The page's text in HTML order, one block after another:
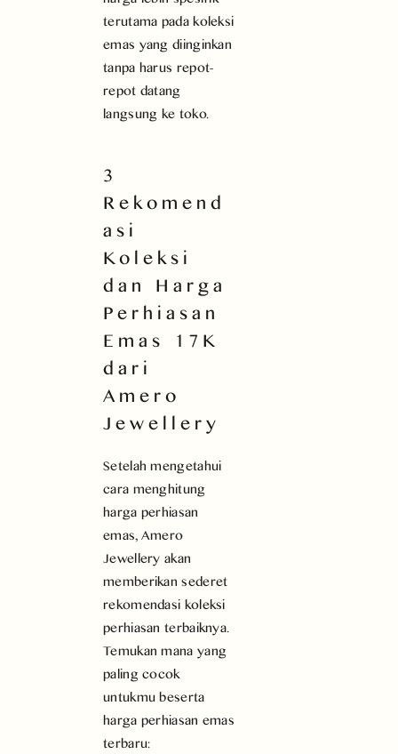
terutama pada koleksi
emas yang diinginkan
tanpa harus repot-
repot datang
langsung ke toko.
3
Rekomend
asi
Koleksi
dan Harga
Perhiasan
Emas 17K
dari
Amero
Jewellery
Setelah mengetahui
cara menghitung
harga perhiasan
emas, Amero
Jewellery akan
memberikan sederet
rekomendasi koleksi
perhiasan terbaiknya.
Temukan mana yang
paling cocok
untukmu beserta
harga perhiasan emas
terbaru: